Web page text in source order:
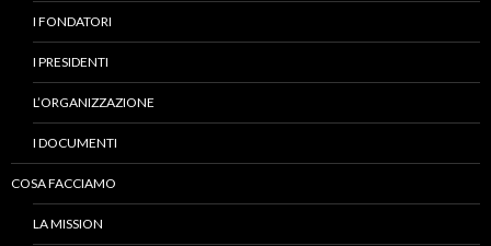
I FONDATORI
I PRESIDENTI
L’ORGANIZZAZIONE
I DOCUMENTI
COSA FACCIAMO
LA MISSION